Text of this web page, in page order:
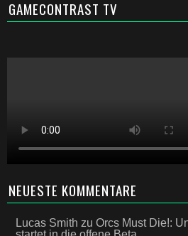
GAMECONTRAST TV
NEUESTE KOMMENTARE
Lucas Smith zu Orcs Must Die!: